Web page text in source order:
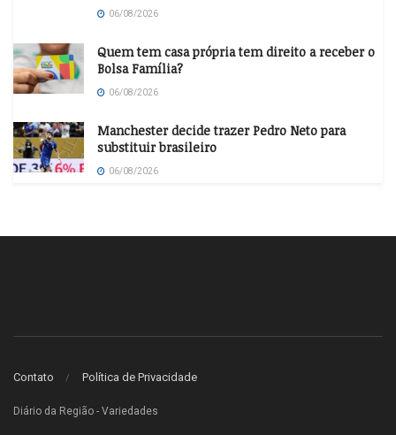
06/08/2026
Quem tem casa própria tem direito a receber o
Bolsa Família?
06/08/2026
Manchester decide trazer Pedro Neto para
substituir brasileiro
06/08/2026
Contato Política de Privacidade
Diário da Região - Variedades